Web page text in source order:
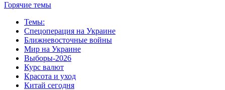
Горячие темы
Темы:
Спецоперация на Украине
Ближневосточные войны
Мир на Украине
Выборы-2026
Курс валют
Красота и уход
Китай сегодня